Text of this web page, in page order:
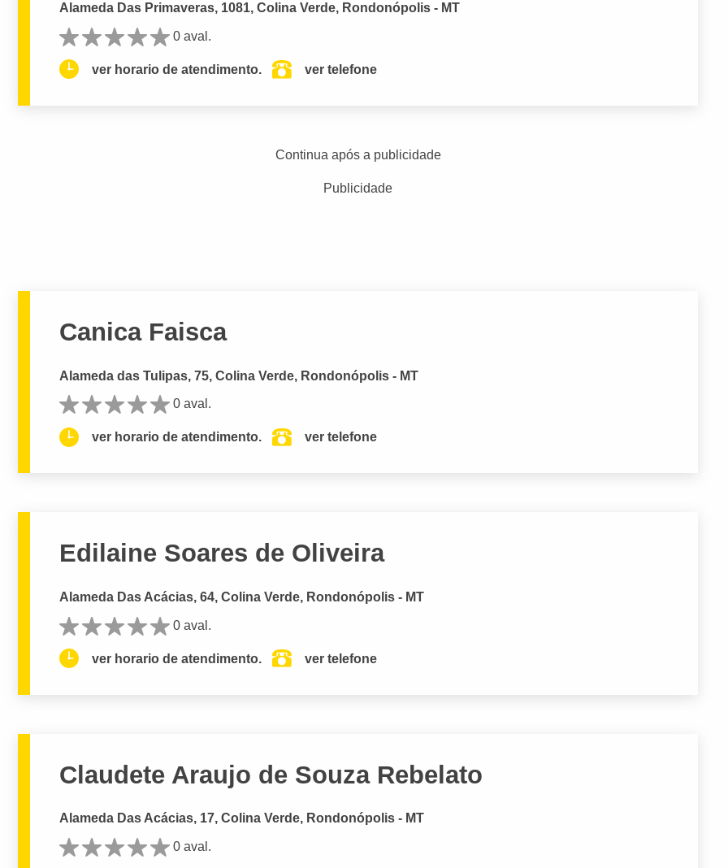
Alameda Das Primaveras, 1081, Colina Verde, Rondonópolis - MT
0 aval.
ver horario de atendimento. ver telefone
Continua após a publicidade
Publicidade
Canica Faisca
Alameda das Tulipas, 75, Colina Verde, Rondonópolis - MT
0 aval.
ver horario de atendimento. ver telefone
Edilaine Soares de Oliveira
Alameda Das Acácias, 64, Colina Verde, Rondonópolis - MT
0 aval.
ver horario de atendimento. ver telefone
Claudete Araujo de Souza Rebelato
Alameda Das Acácias, 17, Colina Verde, Rondonópolis - MT
0 aval.